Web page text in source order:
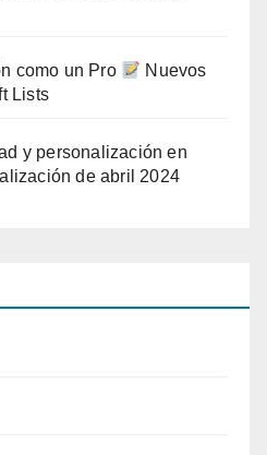
como un Pro
Nuevos
Lists
y personalización en
de abril 2024